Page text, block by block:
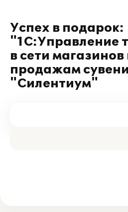
Успех в подарок:
"1С:Управление
в сети магазинов
продажам
"Силентиум"